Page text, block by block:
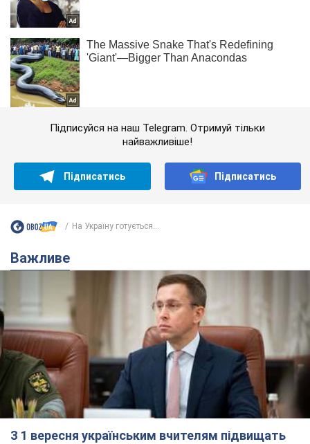
Підписуйся на наш Telegram. Отримуй тільки
найважливіше!
Підписатись Підписатись
На Україну готується...
Важливе
З 1 вересня українським вчителям підвищать